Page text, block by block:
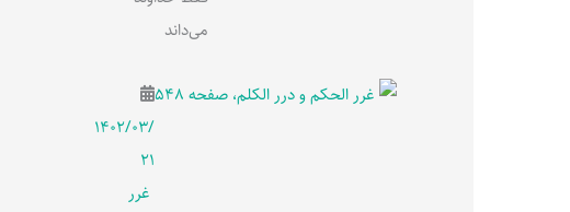
می‌داند
۱۴۰۲/۰۳/
۲۱
غرر